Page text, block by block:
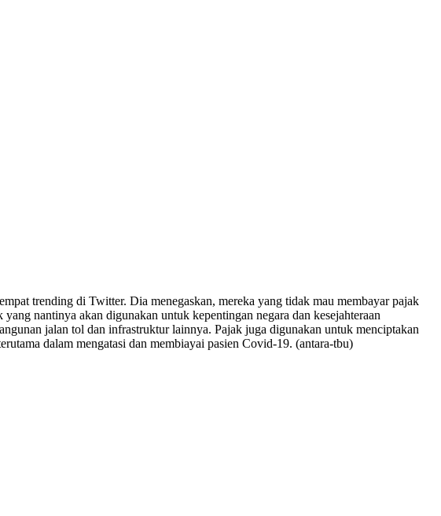
trending di Twitter. Dia menegaskan, mereka yang tidak mau membayar pajak
nantinya akan digunakan untuk kepentingan negara dan kesejahteraan
jalan tol dan infrastruktur lainnya. Pajak juga digunakan untuk menciptakan
dalam mengatasi dan membiayai pasien Covid-19. (antara-tbu)